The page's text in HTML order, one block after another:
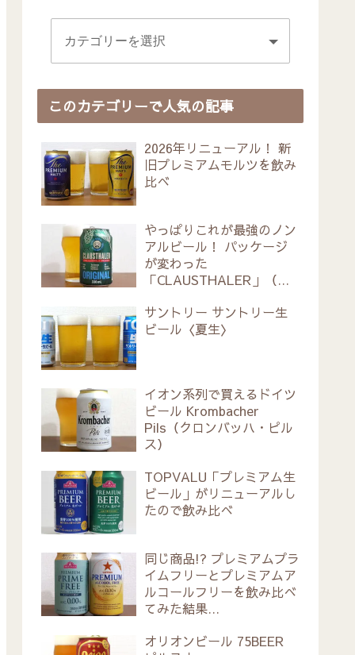
このカテゴリーで人気の記事
2026年リニューアル！ 新
旧プレミアムモルツを飲み
比べ
やっぱりこれが最強のノン
アルビール！ パッケージ
が変わった
「CLAUSTHALER」（ク
サントリー サントリー生
ビール〈夏生〉
イオン系列で買えるドイツ
ビール Krombacher
Pils（クロンバッハ・ピル
ス）
TOPVALU「プレミアム生
ビール」がリニューアルし
たので飲み比べ
同じ商品!? プレミアムプラ
イムフリーとプレミアムア
ルコールフリーを飲み比べ
てみた結果…
オリオンビール 75BEER